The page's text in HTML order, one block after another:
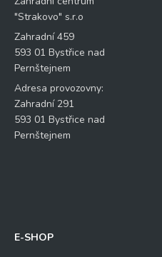
"Strakovo" s.r.o
Zahradní 459
593 01 Bystřice nad
Pernštejnem
Adresa provozovny:
Zahradní 291
593 01 Bystřice nad
Pernštejnem
E-SHOP